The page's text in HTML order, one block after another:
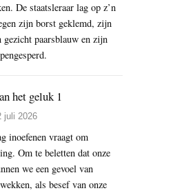
De staatsleraar lag op z’n
zijn borst geklemd, zijn
paarsblauw en zijn
het geluk 1
juli 2026
inoefenen vraagt om
Om te beletten dat onze
we een gevoel van
als besef van onze